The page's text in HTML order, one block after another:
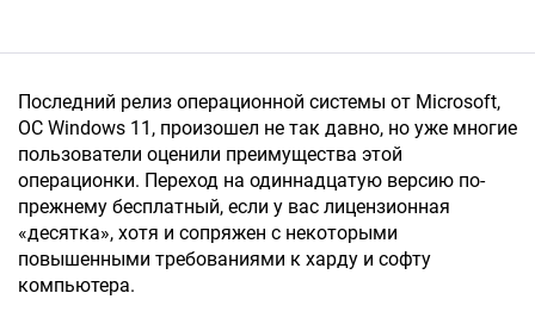
Последний релиз операционной системы от Microsoft,
ОС Windows 11, произошел не так давно, но уже многие
пользователи оценили преимущества этой
операционки. Переход на одиннадцатую версию по-
прежнему бесплатный, если у вас лицензионная
«десятка», хотя и сопряжен с некоторыми
повышенными требованиями к харду и софту
компьютера.